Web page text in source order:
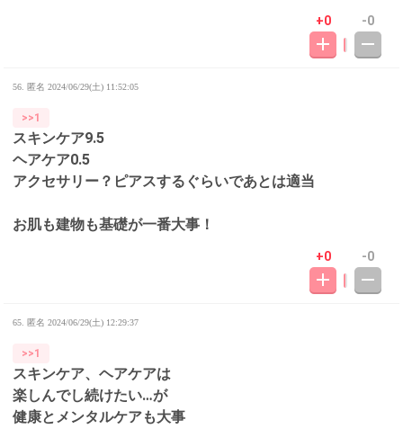
+0 -0
56. 匿名 2024/06/29(土) 11:52:05
>>1
スキンケア9.5
ヘアケア0.5
アクセサリー？ピアスするぐらいであとは適当
お肌も建物も基礎が一番大事！
+0 -0
65. 匿名 2024/06/29(土) 12:29:37
>>1
スキンケア、ヘアケアは
楽しんでし続けたい…が
健康とメンタルケアも大事